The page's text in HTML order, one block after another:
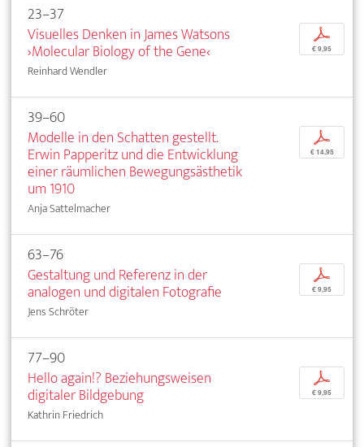
23–37
Visuelles Denken in James Watsons
›Molecular Biology of the Gene‹
Reinhard Wendler
p
€ 9,95
39–60
Modelle in den Schatten gestellt.
Erwin Papperitz und die Entwicklung
einer räumlichen Bewegungsästhetik
um 1910
Anja Sattelmacher
p
€ 14,95
63–76
Gestaltung und Referenz in der
analogen und digitalen Fotografie
Jens Schröter
p
€ 9,95
77–90
Hello again!? Beziehungsweisen
digitaler Bildgebung
Kathrin Friedrich
p
€ 9,95